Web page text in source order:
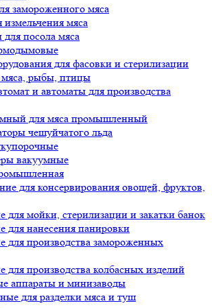
замороженного мяса
мяса
посола мяса
для фасовки и стерилизации
мяса, рыбы, птицы
и автоматы для производства
для мяса промышленный
чешуйчатого льда
вакуумные
для консервирования овощей, фруктов,
для мойки, стерилизации и закатки банок
для нанесения панировки
для производства замороженных
для производства колбасных изделий
аппараты и минизаводы
для разделки мяса и туш